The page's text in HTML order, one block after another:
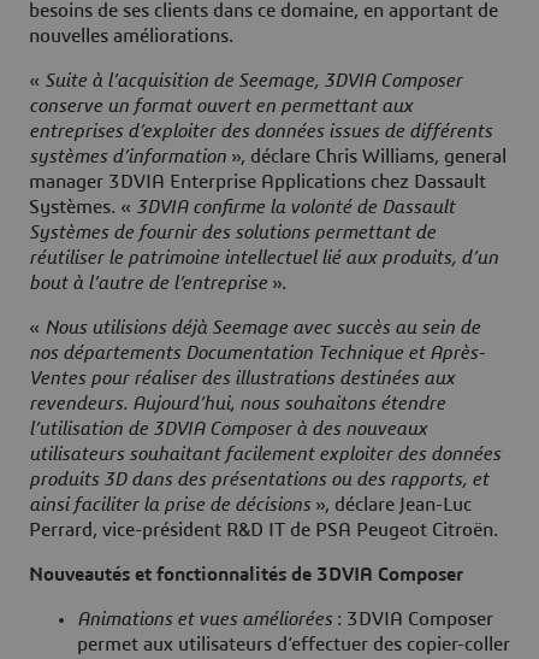
besoins de ses clients dans ce domaine, en apportant de
nouvelles améliorations.
« Suite à l’acquisition de Seemage, 3DVIA Composer
conserve un format ouvert en permettant aux
entreprises d’exploiter des données issues de différents
systèmes d’information », déclare Chris Williams, general
manager 3DVIA Enterprise Applications chez Dassault
Systèmes. « 3DVIA confirme la volonté de Dassault
Systèmes de fournir des solutions permettant de
réutiliser le patrimoine intellectuel lié aux produits, d’un
bout à l’autre de l’entreprise ».
« Nous utilisions déjà Seemage avec succès au sein de
nos départements Documentation Technique et Après-
Ventes pour réaliser des illustrations destinées aux
revendeurs. Aujourd’hui, nous souhaitons étendre
l’utilisation de 3DVIA Composer à des nouveaux
utilisateurs souhaitant facilement exploiter des données
produits 3D dans des présentations ou des rapports, et
ainsi faciliter la prise de décisions », déclare Jean-Luc
Perrard, vice-président R&D IT de PSA Peugeot Citroën.
Nouveautés et fonctionnalités de 3DVIA Composer
Animations et vues améliorées : 3DVIA Composer
permet aux utilisateurs d’effectuer des copier-coller